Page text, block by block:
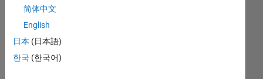
CRONOLOGIA
RANK
189.337
简体中文
English
日本 (日本語)
한국 (한국어)